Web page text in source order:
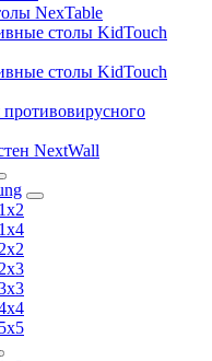
NexTable
столы KidTouch
столы KidTouch
NextWall